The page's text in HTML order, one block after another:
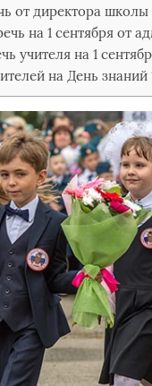
от директора школы
на 1 сентября от
учителя на 1
на День знаний